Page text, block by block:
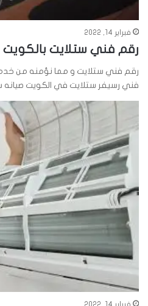
فبراير 14, 2022
رقم فني ستلايت بالكويت 96003833
رقم فني ستلايت و مما نؤمنه من
فني رسيفر ستلايت في الكويت صيانه
فبراير 14, 2022